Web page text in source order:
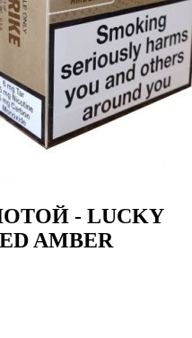
- LUCKY
AMBER